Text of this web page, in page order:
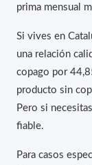
prima mensual
Si vives en
una relación
copago por
producto sin
Pero si
fiable.
Para casos